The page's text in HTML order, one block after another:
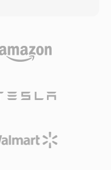
cuối cùng đã
hỗ trợ tìm
trữ nhạc sống
MP3, đặc biệt
và từ 1 đến 255
nói mono đến
nhà phát triển